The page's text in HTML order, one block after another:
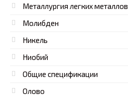
Металлургия легких металлов
Молибден
Никель
Ниобий
Общие спецификации
Олово